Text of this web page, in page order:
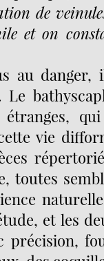
de
et on
au danger,
Le
qui
vie
toutes
et les
précision,